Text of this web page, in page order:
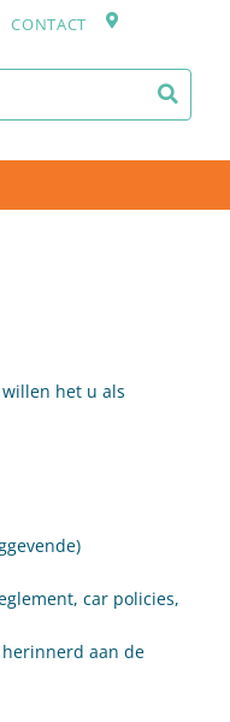
CONTACT
het u als
car policies,
aan de